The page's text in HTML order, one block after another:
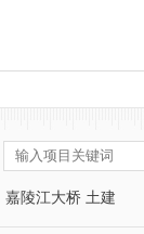
嘉陵江大桥 土建